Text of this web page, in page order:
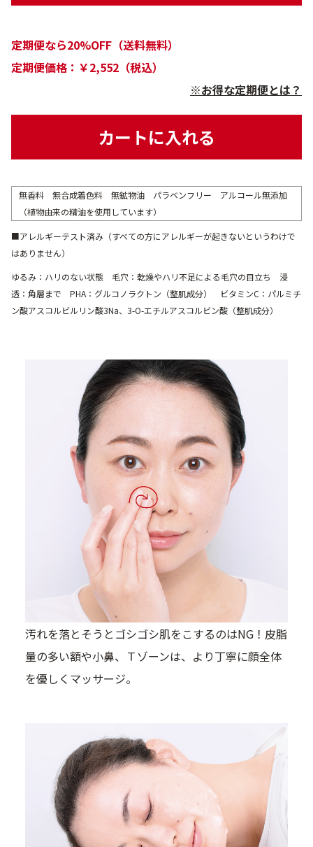
定期便なら20%OFF（送料無料）
定期便価格：￥2,552（税込）
※お得な定期便とは？
カートに入れる
無香料 無合成着色料 無鉱物油 パラベンフリー アルコール無添加
（植物由来の精油を使用しています）
■アレルギーテスト済み（すべての方にアレルギーが起きないというわけで
はありません）
ゆるみ：ハリのない状態 毛穴：乾燥やハリ不足による毛穴の目立ち 浸
透：角層まで PHA：グルコノラクトン（整肌成分） ビタミンC：パルミチ
ン酸アスコルビルリン酸3Na、3-O-エチルアスコルビン酸（整肌成分）
汚れを落とそうとゴシゴシ肌をこするのはNG！皮脂
量の多い額や小鼻、Ｔゾーンは、より丁寧に顔全体
を優しくマッサージ。